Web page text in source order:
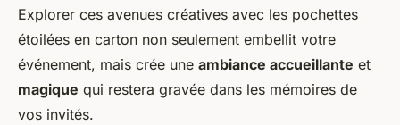
Explorer ces avenues créatives avec les pochettes
étoilées en carton non seulement embellit votre
événement, mais crée une ambiance accueillante et
magique qui restera gravée dans les mémoires de
vos invités.